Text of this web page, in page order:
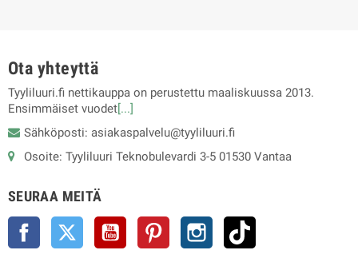
Ota yhteyttä
Tyyliluuri.fi nettikauppa on perustettu maaliskuussa 2013.
Ensimmäiset vuodet[...]
Sähköposti: asiakaspalvelu@tyyliluuri.fi
Osoite: Tyyliluuri Teknobulevardi 3-5 01530 Vantaa
SEURAA MEITÄ
Facebook Twitter YouTube Pinterest Instagram